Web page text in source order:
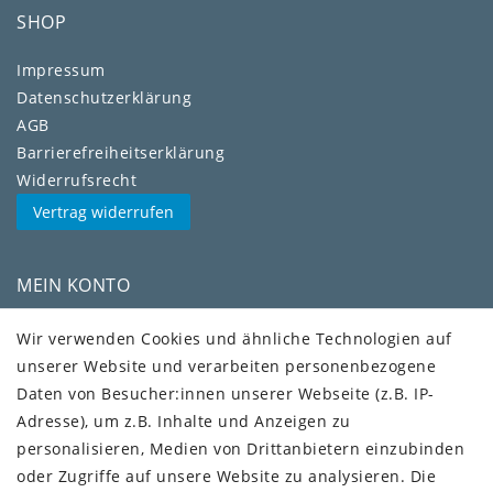
SHOP
Impressum
Daten­schutz­erklärung
AGB
Barrierefreiheitserklärung
Widerrufs­recht
Vertrag widerrufen
MEIN KONTO
Kundenkonto
VERSAND + SERVICE
Versandinformationen
Rückgabeinformationen
Zahlungsinformationen
Wir verwenden Cookies und ähnliche Technologien auf
unserer Website und verarbeiten personenbezogene
Daten von Besucher:innen unserer Webseite (z.B. IP-
Adresse), um z.B. Inhalte und Anzeigen zu
personalisieren, Medien von Drittanbietern einzubinden
oder Zugriffe auf unsere Website zu analysieren. Die